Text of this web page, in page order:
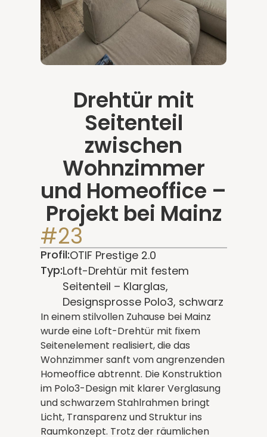
Drehtür mit
Seitenteil
zwischen
Wohnzimmer
und Homeoffice –
Projekt bei Mainz
#23
Profil:OTIF Prestige 2.0
Typ:Loft-Drehtür mit festem
Seitenteil – Klarglas,
Designsprosse Polo3, schwarz
In einem stilvollen Zuhause bei Mainz
wurde eine Loft-Drehtür mit fixem
Seitenelement realisiert, die das
Wohnzimmer sanft vom angrenzenden
Homeoffice abtrennt. Die Konstruktion
im Polo3-Design mit klarer Verglasung
und schwarzem Stahlrahmen bringt
Licht, Transparenz und Struktur ins
Raumkonzept. Trotz der räumlichen